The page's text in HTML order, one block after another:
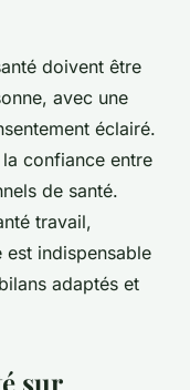
doivent être
avec une
éclairé.
confiance entre
de santé.
travail,
indispensable
adaptés et
sur